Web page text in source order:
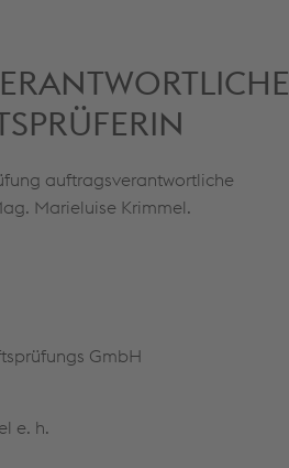
auftragsverantwortliche
Marieluise Krimmel.
GmbH
e. h.